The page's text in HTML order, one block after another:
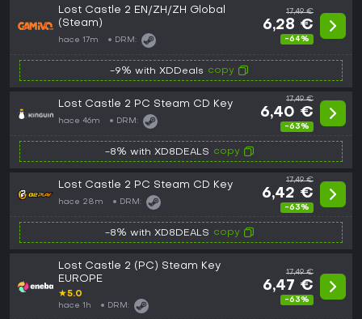
Lost Castle 2 EN/ZH/ZH Global
(Steam)
hace 17m DRM:
17,49 €
6,28 €
-64%
-9% with XDDeals copy
Lost Castle 2 PC Steam CD Key
hace 46m DRM:
17,49 €
6,40 €
-63%
-8% with XD8DEALS copy
Lost Castle 2 PC Steam CD Key
hace 28m DRM:
17,49 €
6,42 €
-63%
-8% with XD8DEALS copy
Lost Castle 2 (PC) Steam Key
EUROPE
★5.0
hace 1h DRM:
17,49 €
6,47 €
-63%